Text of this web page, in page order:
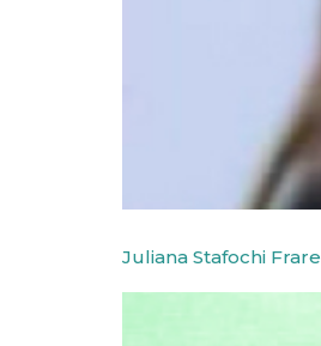
Juliana Stafochi Frare